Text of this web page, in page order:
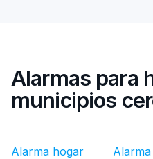
Alarmas para
municipios
Alarma hogar